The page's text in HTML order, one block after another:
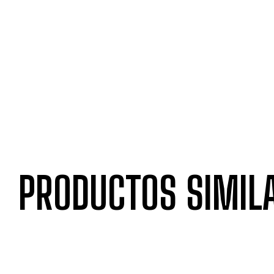
PRODUCTOS